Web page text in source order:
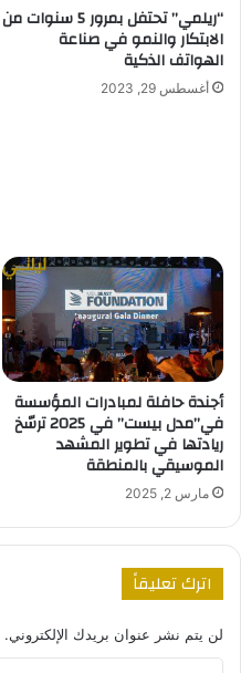
“ريلمي” تحتفل بمرور 5 سنوات من
الابتكار والنمو في صناعة
الهواتف الذكية
أغسطس 29, 2023
أجندة حافلة لمبادرات المؤسسة
في”مدل بيست” في 2025 ترسّخ
ريادتها في تطوير المشهد
الموسيقي بالمنطقة
مارس 2, 2025
اترك تعليقاً
لن يتم نشر عنوان بريدك الإلكتروني.